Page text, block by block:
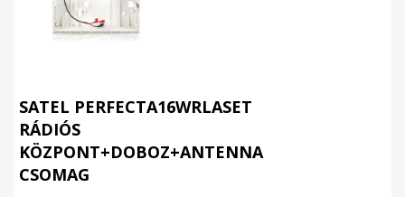
SATEL PERFECTA16WRLASET
RÁDIÓS
KÖZPONT+DOBOZ+ANTENNA
CSOMAG